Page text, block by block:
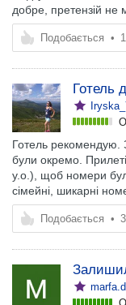
добре, претензій не
Подобається • 1
Готель
Готель рекомендую.
були окремо.
у.о.), щоб номери
сімейні, шикарні
Подобається • 3